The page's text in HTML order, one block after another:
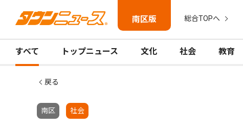
南区版 総合TOPへ
すべて トップニュース 文化 社会 教育
戻る
南区 社会